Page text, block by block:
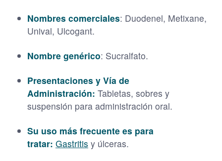
Nombres comerciales: Duodenel, Metixane,
Unival, Ulcogant.
Nombre genérico: Sucralfato.
Presentaciones y Vía de
Administración: Tabletas, sobres y
suspensión para administración oral.
Su uso más frecuente es para
tratar: Gastritis y úlceras.